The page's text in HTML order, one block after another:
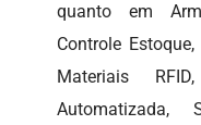
quanto em
Controle
Materiais
Automatizada,